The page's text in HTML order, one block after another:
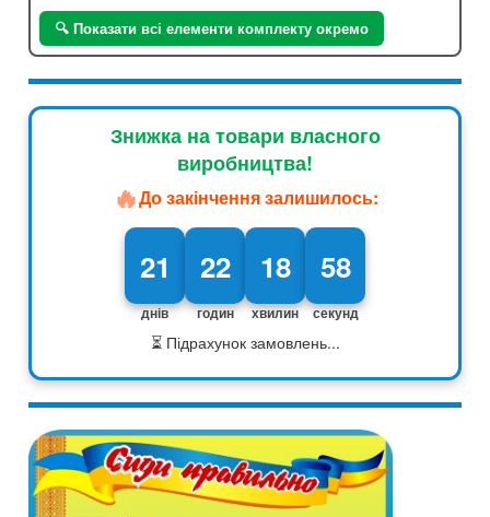
🔍 Показати всі елементи комплекту окремо
Знижка на товари власного
виробництва!
🔥До закінчення залишилось:
21
днів
22
годин
18
хвилин
57
секунд
⏳ Підрахунок замовлень...